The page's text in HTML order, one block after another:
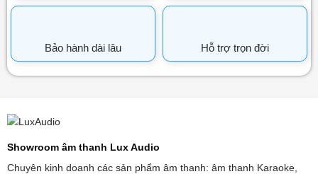
Bảo hành dài lâu Hỗ trợ trọn đời
Showroom âm thanh Lux Audio
Chuyên kinh doanh các sản phẩm âm thanh: âm thanh Karaoke,